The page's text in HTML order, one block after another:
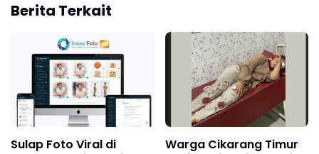
Berita Terkait
Sulap Foto Viral di
Warga Cikarang Timur